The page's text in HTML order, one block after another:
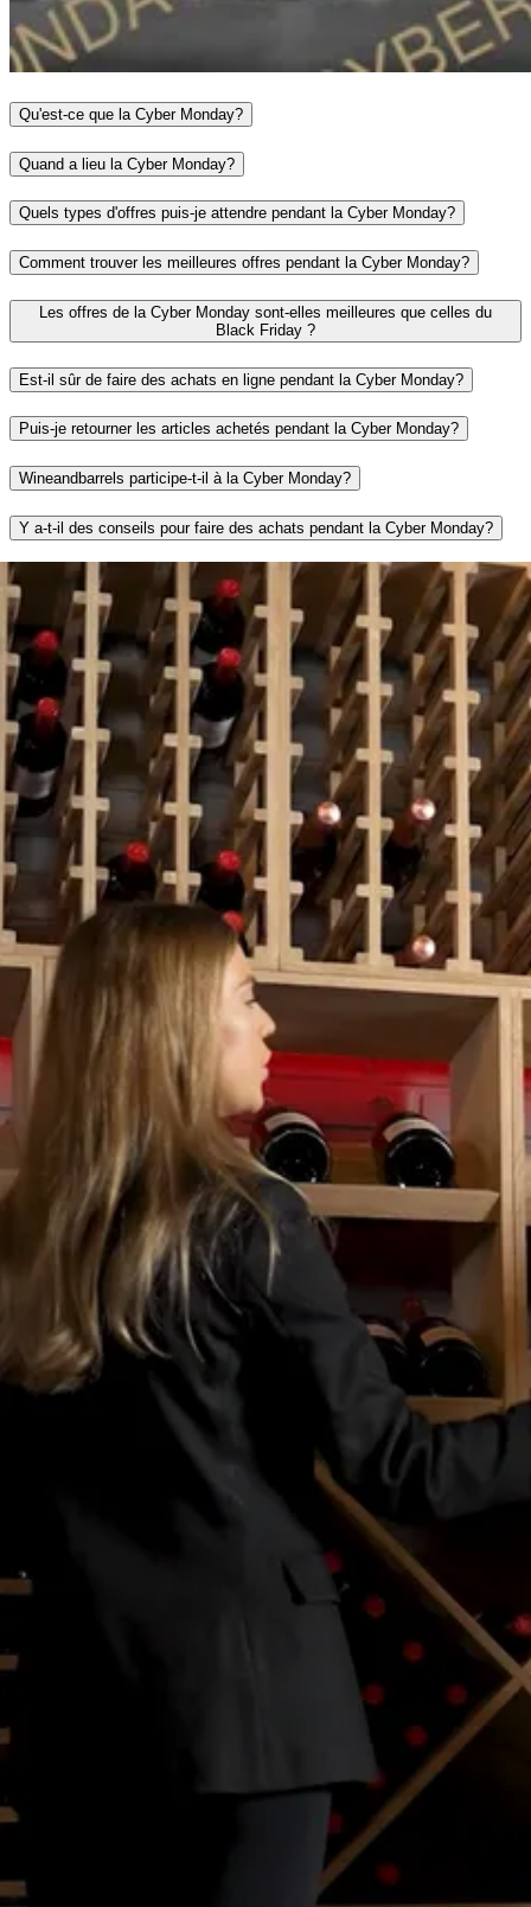
Qu'est-ce que la Cyber Monday?
Quand a lieu la Cyber Monday?
Quels types d'offres puis-je attendre pendant la Cyber Monday?
Comment trouver les meilleures offres pendant la Cyber Monday?
Les offres de la Cyber Monday sont-elles meilleures que celles du
Black Friday ?
Est-il sûr de faire des achats en ligne pendant la Cyber Monday?
Puis-je retourner les articles achetés pendant la Cyber Monday?
Wineandbarrels participe-t-il à la Cyber Monday?
Y a-t-il des conseils pour faire des achats pendant la Cyber Monday?